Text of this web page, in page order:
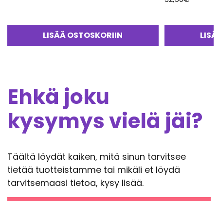
LISÄÄ OSTOSKORIIN
Ehkä joku
kysymys vielä jäi?
Täältä löydät kaiken, mitä sinun tarvitsee
tietää tuotteistamme tai mikäli et löydä
tarvitsemaasi tietoa, kysy lisää.